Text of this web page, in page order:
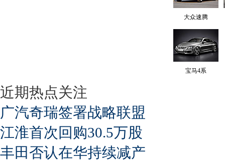
大众速腾
宝马4系
近期热点关注
广汽奇瑞签署战略联盟
江淮首次回购30.5万股
丰田否认在华持续减产